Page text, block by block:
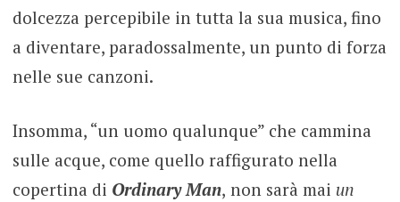
dolcezza percepibile in tutta la sua musica, fino
a diventare, paradossalmente, un punto di forza
nelle sue canzoni.
Insomma, “un uomo qualunque” che cammina
sulle acque, come quello raffigurato nella
copertina di Ordinary Man, non sarà mai un